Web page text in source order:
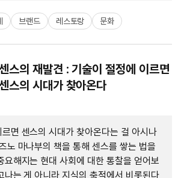
브랜드 레스토랑 문화
스의 재발견 : 기술이 절정에 이르면
스의 시대가 찾아온다
면 센스의 시대가 찾아온다는 걸 아시나
노 마나부의 책을 통해 센스를 쌓는 법을
요해지는 현대 사회에 대한 통찰을 얻어보
나는 게 아니라 지식의 축적에서 비롯된다